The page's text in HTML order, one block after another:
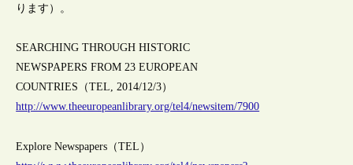
ります）。
SEARCHING THROUGH HISTORIC
NEWSPAPERS FROM 23 EUROPEAN
COUNTRIES（TEL, 2014/12/3）
http://www.theeuropeanlibrary.org/tel4/newsitem/7900
Explore Newspapers（TEL）